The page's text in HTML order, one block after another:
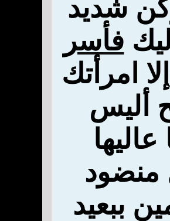
شديد
فأسر
إلا امرأتك
أليس
ببعيد